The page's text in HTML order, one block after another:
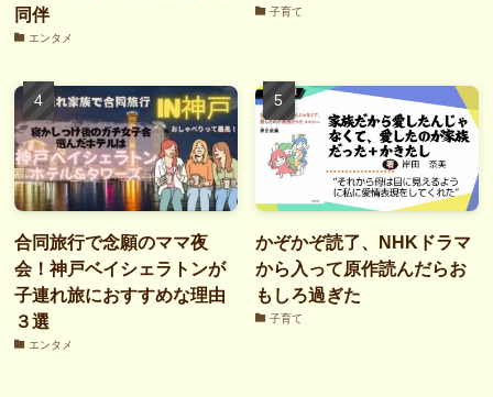
同伴
エンタメ
子育て
合同旅行で念願のママ夜
会！神戸ベイシェラトンが
子連れ旅におすすめな理由
３選
エンタメ
かぞかぞ読了、NHKドラマ
から入って原作読んだらお
もしろ過ぎた
子育て